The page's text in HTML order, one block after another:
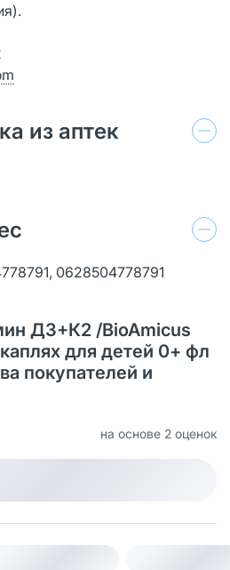
из аптек
0628504778791
Д3+К2 /BioAmicus
для детей 0+ фл
покупателей и
на основе 2 оценок